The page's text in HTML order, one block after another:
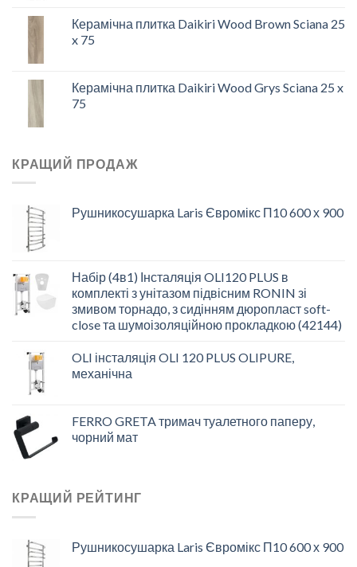
Керамічна плитка Daikiri Wood Brown Sciana 25
x 75
Керамічна плитка Daikiri Wood Grys Sciana 25 x
75
КРАЩИЙ ПРОДАЖ
Рушникосушарка Laris Євромікс П10 600 х 900
Набір (4в1) Інсталяція OLI120 PLUS в
комплекті з унітазом підвісним RONIN зі
змивом торнадо, з сидінням дюропласт soft-
close та шумоізоляційною прокладкою (42144)
OLI інсталяція OLI 120 PLUS OLIPURE,
механічна
FERRO GRETA тримач туалетного паперу,
чорний мат
КРАЩИЙ РЕЙТИНГ
Рушникосушарка Laris Євромікс П10 600 х 900